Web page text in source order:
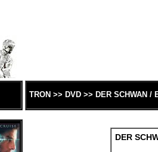
TRON >> DVD >> DER SCHWAN /
DER